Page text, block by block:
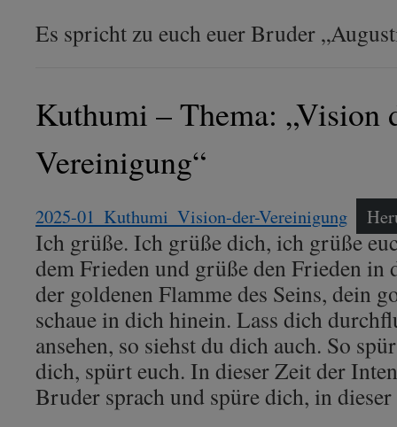
Es spricht zu euch euer Bruder
Kuthumi – Thema: „Vision
Vereinigung“
2025-01_Kuthumi_Vision-der-Vereinigung
Ich grüße. Ich grüße dich, ich grüße
dem Frieden und grüße den Frieden
der goldenen Flamme des Seins, dein
schaue in dich hinein. Lass dich
ansehen, so siehst du dich auch. So
dich, spürt euch. In dieser Zeit der
Bruder sprach und spüre dich, in